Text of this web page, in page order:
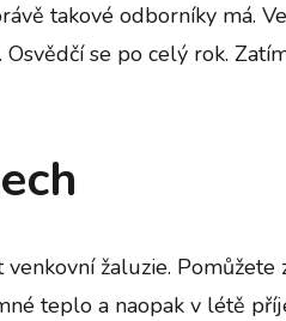
takové odborníky má.
se po celý rok.
žaluzie. Pomůžete
teplo a naopak v létě